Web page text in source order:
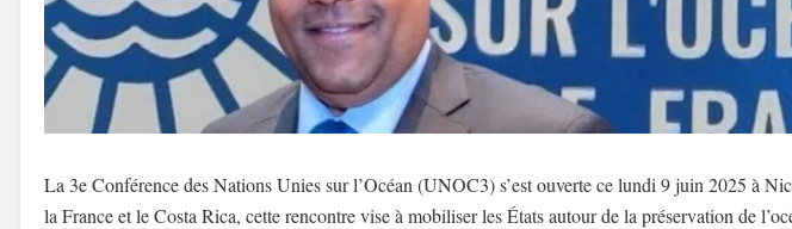
La 3e Conférence des Nations Unies sur l’Océan (UNOC3) s’est ouverte ce lundi 9 juin 2025 à
la France et le Costa Rica, cette rencontre vise à mobiliser les États autour de la préservation de